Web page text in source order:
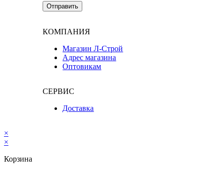
КОМПАНИЯ
Магазин Л-Строй
Адрес магазина
Оптовикам
СЕРВИС
Доставка
×
×
Корзина